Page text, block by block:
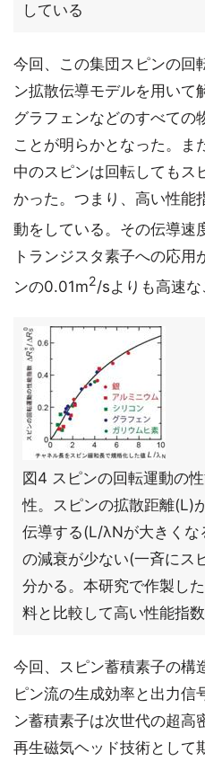
している
今回、この集団スピンの回
ン拡散伝導モデルを用いて
グラフェンなどのすべての
ことが明らかとなった。ま
中のスピンは回転してもス
かった。つまり、高い性
動をしている。その伝導速
トランジスタ素子への応用
ンの0.01m2/sよりも高速な
図4 スピンの回転運動の
性。スピンの拡散距離(L)
伝導する(L/λNが大きく
の減衰が少ない(一斉にス
分かる。本研究で作製し
料と比較して高い性能指
今回、スピン蓄積素子の構
ピン流の生成効率と出力信
ン蓄積素子は次世代の超高
再生磁気ヘッド技術として